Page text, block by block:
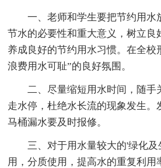
一、老师和学生要把节约用水
节水的必要性和重大意义，树立良
养成良好的节约用水习惯。在全校
浪费用水可耻”的良好氛围。
二、尽量缩短用水时间，随手
走水停，杜绝水长流的现象发生。
马桶漏水要及时报修。
三、对于用水量较大的'绿化及
用，分质使用，提高水的重复利用